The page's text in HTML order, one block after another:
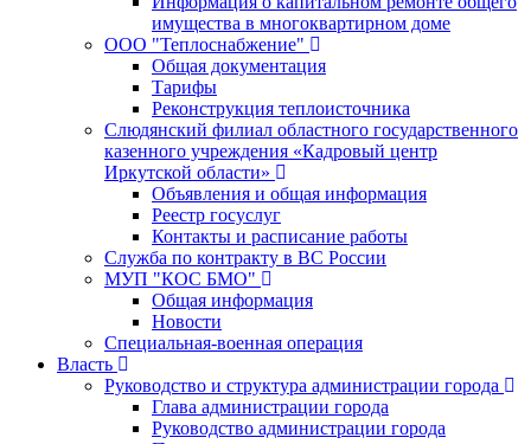
имущества в многоквартирном доме
ООО "Теплоснабжение"
Общая документация
Тарифы
Реконструкция теплоисточника
Слюдянский филиал областного государственного
казенного учреждения «Кадровый центр
Иркутской области»
Объявления и общая информация
Реестр госуслуг
Контакты и расписание работы
Служба по контракту в ВС России
МУП "КОС БМО"
Общая информация
Новости
Специальная-военная операция
Власть
Руководство и структура администрации города
Глава администрации города
Руководство администрации города